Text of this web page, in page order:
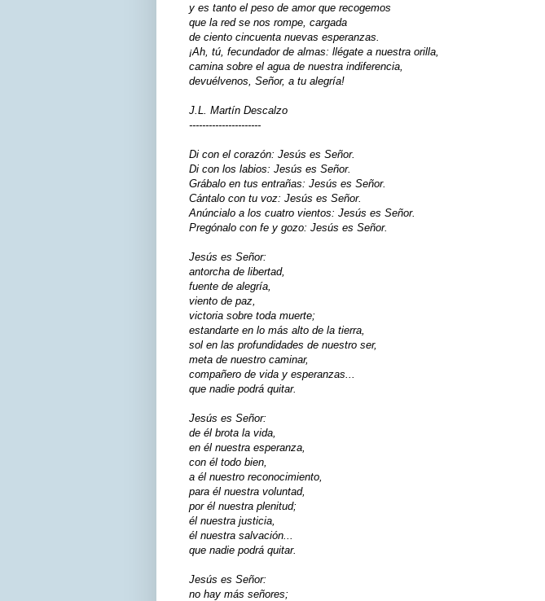
y es tanto el peso de amor que recogemos
que la red se nos rompe, cargada
de ciento cincuenta nuevas esperanzas.
¡Ah, tú, fecundador de almas: llégate a nuestra orilla,
camina sobre el agua de nuestra indiferencia,
devuélvenos, Señor, a tu alegría!
J.L. Martín Descalzo
----------------------
Di con el corazón: Jesús es Señor.
Di con los labios: Jesús es Señor.
Grábalo en tus entrañas: Jesús es Señor.
Cántalo con tu voz: Jesús es Señor.
Anúncialo a los cuatro vientos: Jesús es Señor.
Pregónalo con fe y gozo: Jesús es Señor.
Jesús es Señor:
antorcha de libertad,
fuente de alegría,
viento de paz,
victoria sobre toda muerte;
estandarte en lo más alto de la tierra,
sol en las profundidades de nuestro ser,
meta de nuestro caminar,
compañero de vida y esperanzas...
que nadie podrá quitar.
Jesús es Señor:
de él brota la vida,
en él nuestra esperanza,
con él todo bien,
a él nuestro reconocimiento,
para él nuestra voluntad,
por él nuestra plenitud;
él nuestra justicia,
él nuestra salvación...
que nadie podrá quitar.
Jesús es Señor:
no hay más señores;